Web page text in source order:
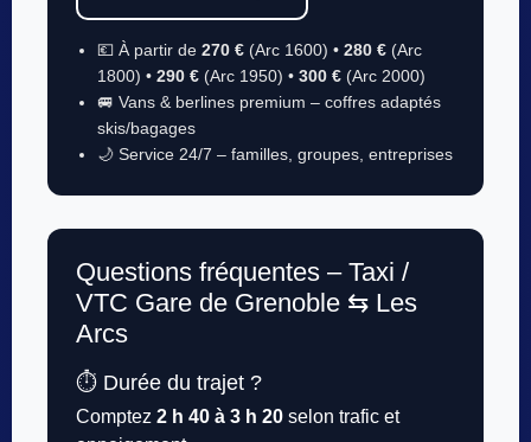
💶 À partir de 270 € (Arc 1600) • 280 € (Arc
1800) • 290 € (Arc 1950) • 300 € (Arc 2000)
🚐 Vans & berlines premium – coffres adaptés
skis/bagages
🌙 Service 24/7 – familles, groupes, entreprises
Questions fréquentes – Taxi /
VTC Gare de Grenoble ⇆ Les
Arcs
⏱️ Durée du trajet ?
Comptez 2 h 40 à 3 h 20 selon trafic et